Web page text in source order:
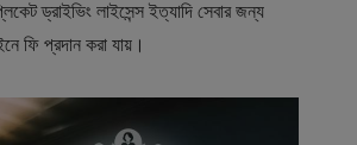
ড্রাইভিং লাইসেন্স ইত্যাদি সেবার জন্য
ফি প্রদান করা যায়।